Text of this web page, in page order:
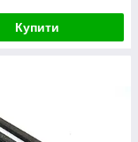
Купити